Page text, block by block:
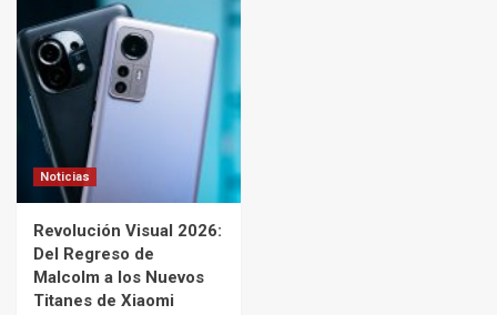
Noticias
Revolución Visual 2026:
Del Regreso de
Malcolm a los Nuevos
Titanes de Xiaomi